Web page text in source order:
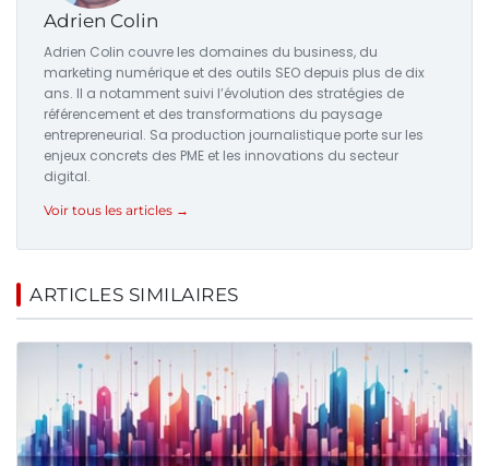
Adrien Colin
Adrien Colin couvre les domaines du business, du
marketing numérique et des outils SEO depuis plus de dix
ans. Il a notamment suivi l’évolution des stratégies de
référencement et des transformations du paysage
entrepreneurial. Sa production journalistique porte sur les
enjeux concrets des PME et les innovations du secteur
digital.
Voir tous les articles →
ARTICLES SIMILAIRES